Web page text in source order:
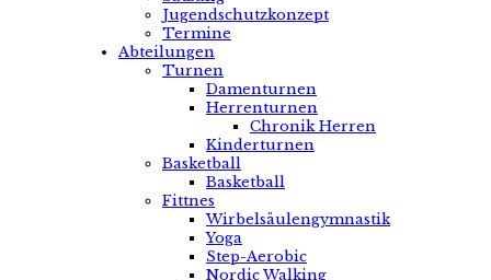
Jugendschutzkonzept
Termine
Abteilungen
Turnen
Damenturnen
Herrenturnen
Chronik Herren
Kinderturnen
Basketball
Basketball
Fittnes
Wirbelsäulengymnastik
Yoga
Step-Aerobic
Nordic Walking